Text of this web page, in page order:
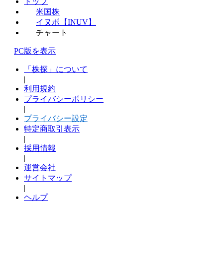
米国株
イヌボ【INUV】
チャート
PC版を表示
「株探」について
|
利用規約
プライバシーポリシー
|
プライバシー設定
特定商取引表示
|
採用情報
|
運営会社
サイトマップ
|
ヘルプ